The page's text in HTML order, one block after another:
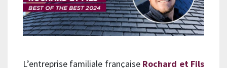
L’entreprise familiale française Rochard et Fils